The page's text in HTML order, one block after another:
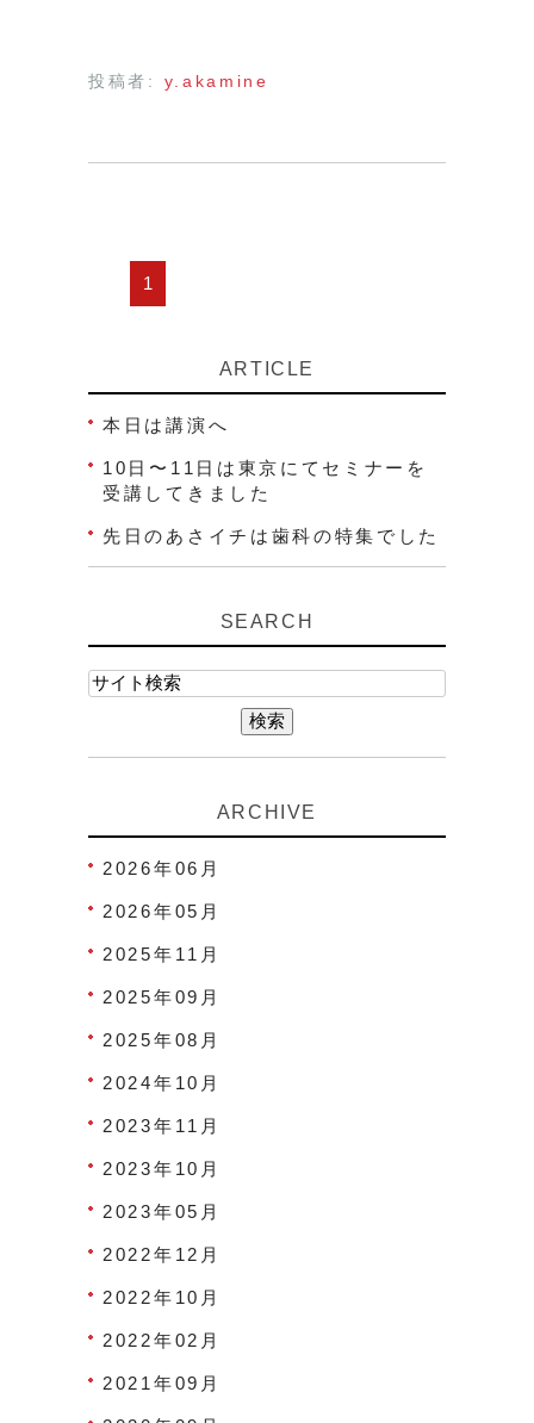
投稿者: y.akamine
1
ARTICLE
本日は講演へ
10日〜11日は東京にてセミナーを
受講してきました
先日のあさイチは歯科の特集でした
SEARCH
ARCHIVE
2026年06月
2026年05月
2025年11月
2025年09月
2025年08月
2024年10月
2023年11月
2023年10月
2023年05月
2022年12月
2022年10月
2022年02月
2021年09月